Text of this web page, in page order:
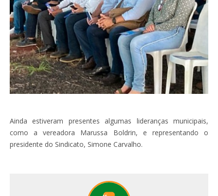
Ainda estiveram presentes algumas lideranças municipais,
como a vereadora Marussa Boldrin, e representando o
presidente do Sindicato, Simone Carvalho.